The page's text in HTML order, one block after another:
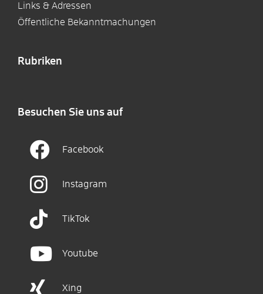
Links & Adressen
Öffentliche Bekanntmachungen
Rubriken
Besuchen Sie uns auf
Facebook
Instagram
TikTok
Youtube
Xing